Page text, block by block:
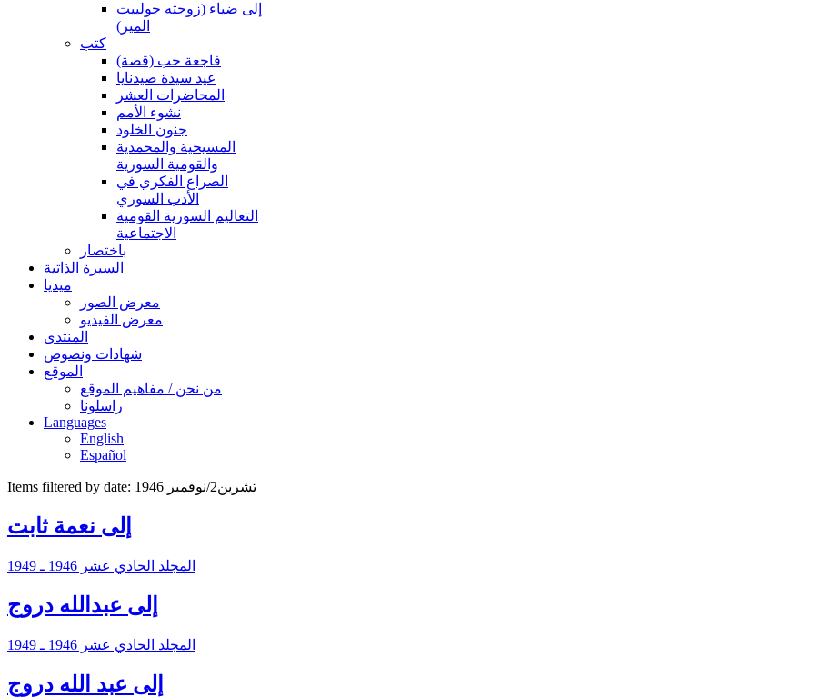
إلى ضياء (زوجته جولييت
المير)
كتب
فاجعة حب (قصة)
عيد سيدة صيدنايا
المحاضرات العشر
نشوء الأمم
جنون الخلود
المسيحية والمحمدية
والقومية السورية
الصراع الفكري في
الأدب السوري
التعاليم السورية القومية
الاجتماعية
باختصار
السيرة الذاتية
ميديا
معرض الصور
معرض الفيديو
المنتدى
شهادات ونصوص
الموقع
من نحن / مفاهيم الموقع
راسلونا
Languages
English
Español
Items filtered by date: تشرين2/نوفمبر 1946
إلى نعمة ثابت
المجلد الحادي عشر 1946 ـ 1949
إلى عبدالله دروج
المجلد الحادي عشر 1946 ـ 1949
إلى عبد الله دروج